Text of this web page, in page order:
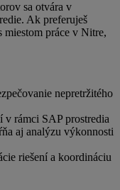
sa otvára v
Ak preferuješ
práce v Nitre,
nepretržitého
rámci SAP prostredia
aj analýzu výkonnosti
riešení a koordináciu